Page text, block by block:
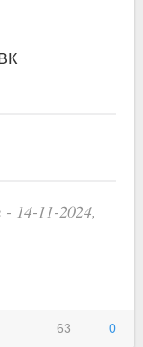
- 14-11-2024,
63 0